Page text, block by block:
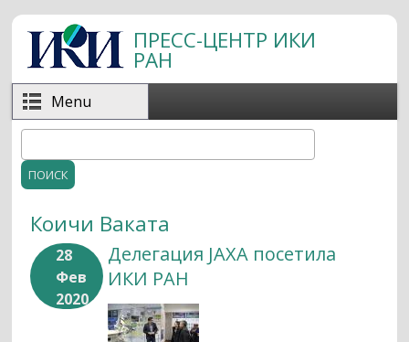
Перейти к основному содержанию
ПРЕСС-ЦЕНТР ИКИ
РАН
Menu
Форма поиска
Коичи Ваката
28
Фев
2020
Делегация JAXA посетила
ИКИ РАН